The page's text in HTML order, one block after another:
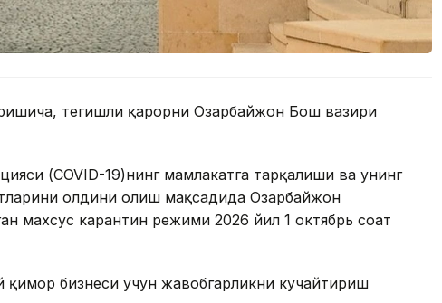
тегишли қарорни Озарбайжон Бош вазири
(COVID-19)нинг мамлакатга тарқалиши ва унинг
олдини олиш мақсадида Озарбайжон
махсус карантин режими 2026 йил 1 октябрь соат
бизнеси учун жавобгарликни кучайтириш